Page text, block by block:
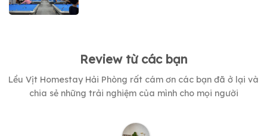
Review từ các bạn
Lều Vịt Homestay Hải Phòng rất cám ơn các bạn đã ở lại và
chia sẻ những trải nghiệm của mình cho mọi người